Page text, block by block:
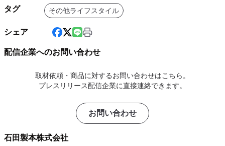
タグ その他ライフスタイル
シェア
配信企業へのお問い合わせ
取材依頼・商品に対するお問い合わせはこちら。
プレスリリース配信企業に直接連絡できます。
お問い合わせ
石田製本株式会社